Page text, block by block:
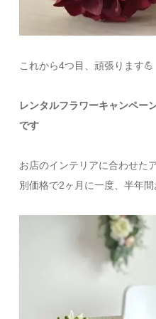
これから4つ目、頑張ります💪
レンタルフラワーキャンペー
です
お店のインテリアに合わせた
別価格で2ヶ月に一度、半年間